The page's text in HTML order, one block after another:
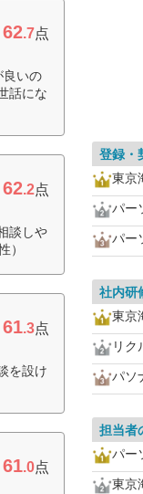
62.7点
良いの
話にな
62.2点
談しや
）
61.3点
を設け
61.0点
登録・
東京
パー
パー
社内研
東京
リク
パソ
担当者
パー
東京